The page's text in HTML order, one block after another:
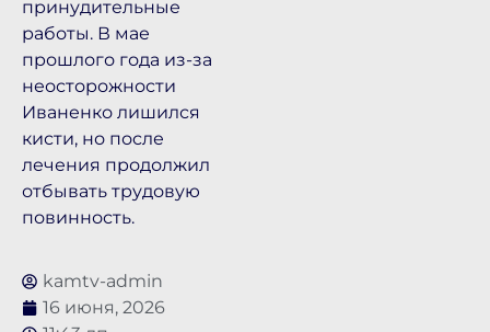
принудительные
работы. В мае
прошлого года из-за
неосторожности
Иваненко лишился
кисти, но после
лечения продолжил
отбывать трудовую
повинность.
kamtv-admin
16 июня, 2026